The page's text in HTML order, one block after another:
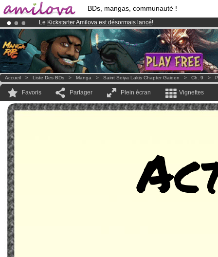
BDs, mangas, communauté !
Le Kickstarter Amilova est désormais lancé!.
Déjà 134393membreset 1208BDs & Mangas!
Abonnement premium: à partir de
3.95 eurospar mois !Clique ici
Accueil > Liste Des BDs > Manga > Saint Seiya Lakis Chapter Gaiden > Ch. 9 >
Favoris Partager Plein écran Vignettes